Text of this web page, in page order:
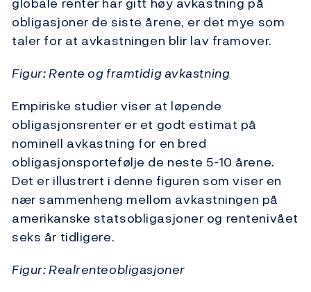
obligasjoner de siste årene, er det mye som
taler for at avkastningen blir lav framover.
Figur: Rente og framtidig avkastning
Empiriske studier viser at løpende
obligasjonsrenter er et godt estimat på
nominell avkastning for en bred
obligasjonsportefølje de neste 5-10 årene.
Det er illustrert i denne figuren som viser en
nær sammenheng mellom avkastningen på
amerikanske statsobligasjoner og rentenivået
seks år tidligere.
Figur: Realrenteobligasjoner